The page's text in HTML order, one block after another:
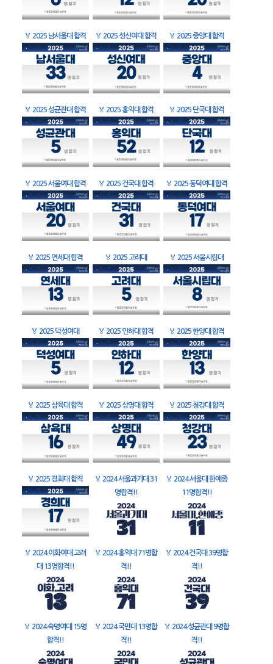
🏅 2025 남서울대 합격 🏅 2025 성신여대 합격 🏅 2025 중앙대 합격
🏅 2025 성균관대 합격 🏅 2025 홍익대 합격 🏅 2025 단국대 합격
🏅 2025 서울여대 합격 🏅 2025 건국대 합격 🏅 2025 동덕여대 합격
🏅 2025 연세대 합격 🏅 2025 고려대 🏅 2025 서울시립대
🏅 2025 덕성여대 🏅 2025 인하대 합격 🏅 2025 한양대 합격
🏅 2025 삼육대 합격 🏅 2025 상명대 합격 🏅 2025 청강대 합격
🏅 2025 경희대 합격 🏅 2024 서울과기대 31
명합격!!
🏅 2024 서울대 한예종
11명합격!!
🏅 2024 이화여대 고려
대 13명합격!!
🏅 2024 홍익대 71명합
격!!
🏅 2024 건국대 39명합
격!!
🏅 2024 숙명여대 15명
합격!!
🏅 2024 국민대 13명합
격!!
🏅 2024 성균관대 9명합
격!!